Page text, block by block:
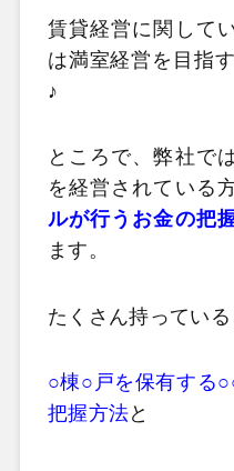
賃貸経営に関して
は満室経営を目指
♪
ところで、弊社で
を経営されている方
ルが行うお金の把
ます。
たくさん持ってい
○棟○戸を保有する
把握方法と